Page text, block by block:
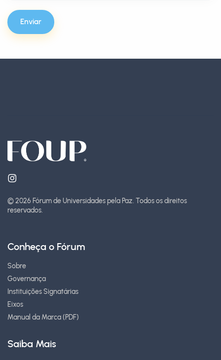
Enviar
© 2026 Fórum de Universidades pela Paz. Todos os direitos
reservados.
Conheça o Fórum
Sobre
Governança
Instituições Signatárias
Eixos
Manual da Marca (PDF)
Saiba Mais